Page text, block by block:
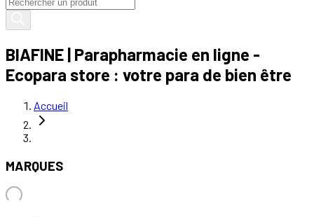
BIAFINE | Parapharmacie en ligne -
Ecopara store : votre para de bien être
Accueil
MARQUES